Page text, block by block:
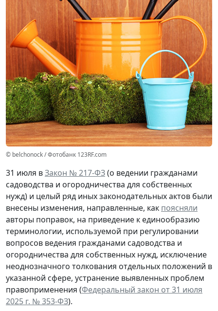
© belchonock / Фотобанк 123RF.com
31 июля вЗакон № 217-ФЗ(о ведении гражданами
садоводства и огородничества для собственных
нужд) и целый ряд иных законодательных актов были
внесены изменения, направленные, как поясняли
авторы поправок, на приведение к единообразию
терминологии, используемой при регулировании
вопросов ведения гражданами садоводства и
огородничества для собственных нужд, исключение
неоднозначного толкования отдельных положений в
указанной сфере, устранение выявленных проблем
правоприменения (Федеральный закон от 31 июля
2025 г. № 353-ФЗ).